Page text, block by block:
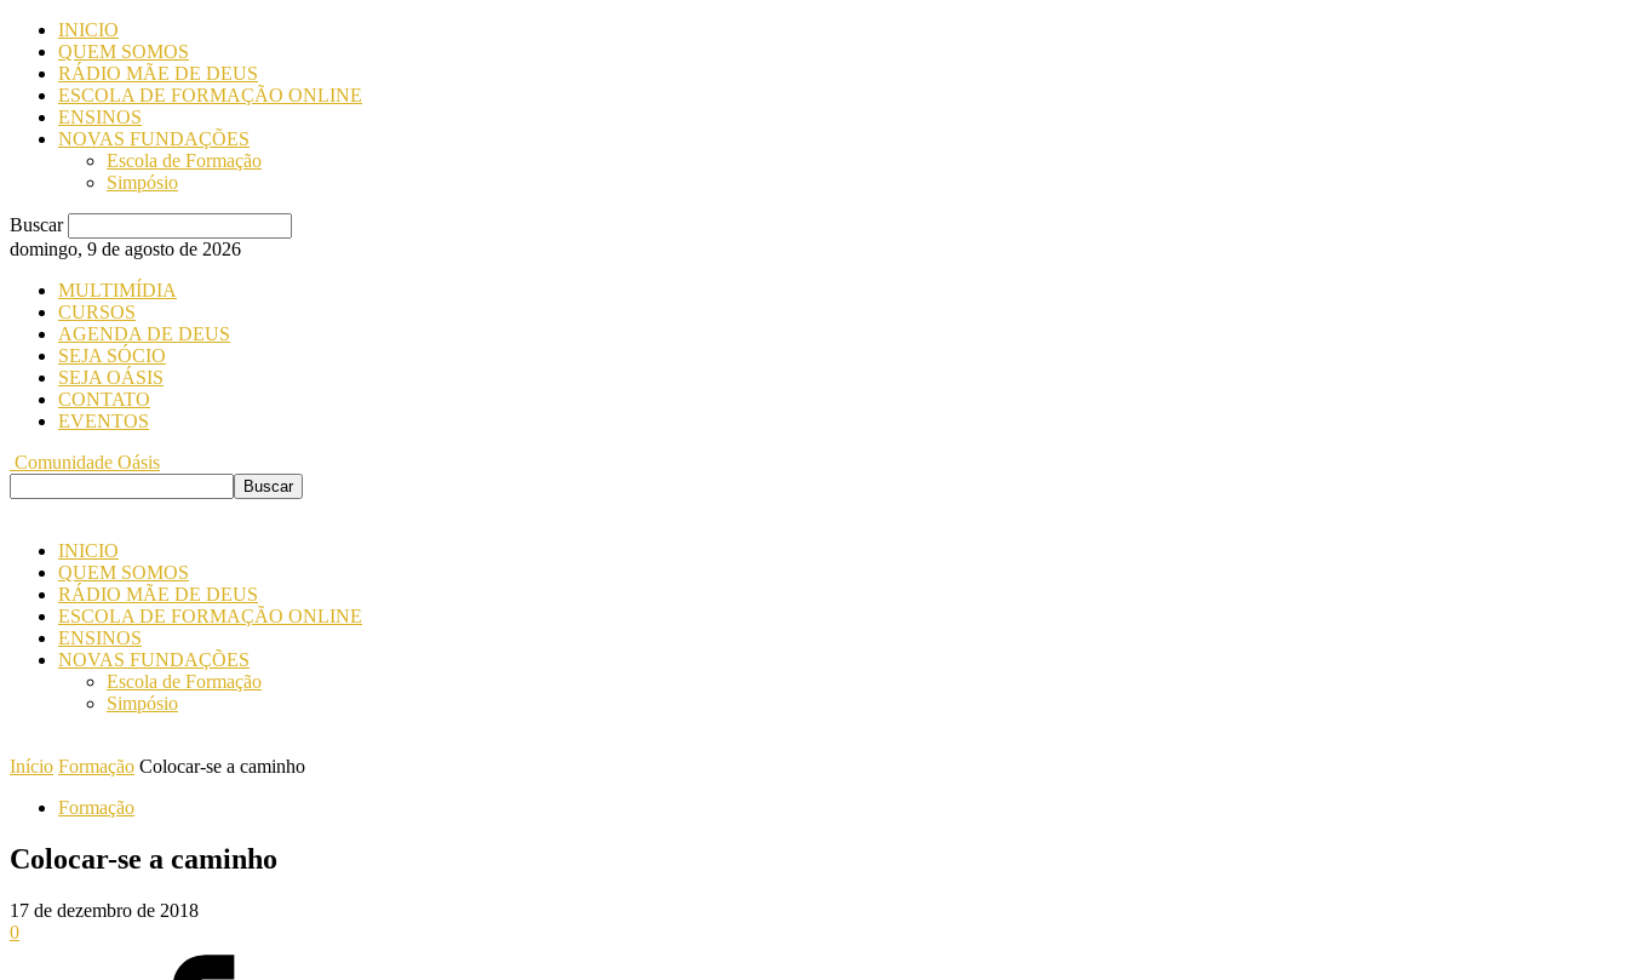
INICIO
QUEM SOMOS
RÁDIO MÃE DE DEUS
ESCOLA DE FORMAÇÃO ONLINE
ENSINOS
NOVAS FUNDAÇÕES
Escola de Formação
Simpósio
Buscar
domingo, 9 de agosto de 2026
MULTIMÍDIA
CURSOS
AGENDA DE DEUS
SEJA SÓCIO
SEJA OÁSIS
CONTATO
EVENTOS
Comunidade Oásis
INICIO
QUEM SOMOS
RÁDIO MÃE DE DEUS
ESCOLA DE FORMAÇÃO ONLINE
ENSINOS
NOVAS FUNDAÇÕES
Escola de Formação
Simpósio
Início Formação Colocar-se a caminho
Formação
Colocar-se a caminho
17 de dezembro de 2018
0